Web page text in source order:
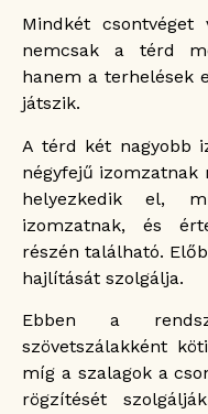
Mindkét
nemcsak a térd
hanem a terhelések
játszik.
A térd két nagyobb
négyfejű izomzatnak
helyezkedik el,
izomzatnak, és
részén található.
hajlítását szolgálja.
Ebben a
szövetszálakként
míg a szalagok a
rögzítését